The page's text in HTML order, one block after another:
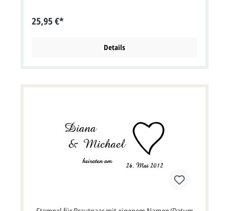
25,95 €*
Details